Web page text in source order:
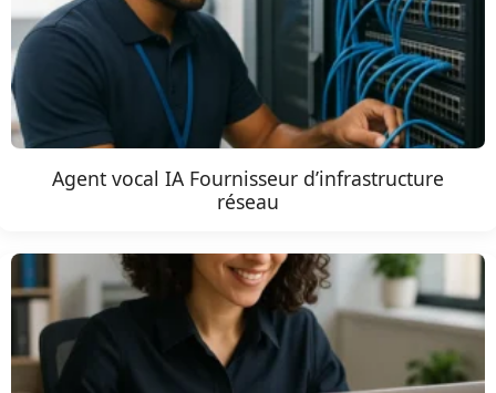
Agent vocal IA Fournisseur d’infrastructure
réseau